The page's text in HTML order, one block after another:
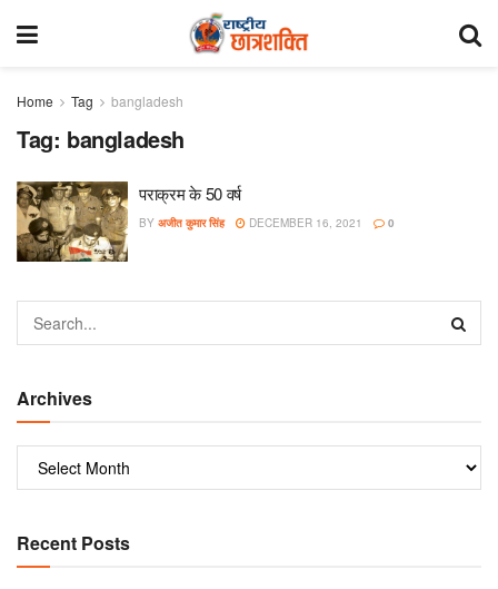
Home Tag bangladesh
Tag: bangladesh
पराक्रम के 50 वर्ष
BY अजीत कुमार सिंह DECEMBER 16, 2021 0
Archives
Recent Posts